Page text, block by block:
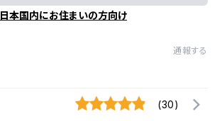
日本国内にお住まいの方向け
通報する
(30)